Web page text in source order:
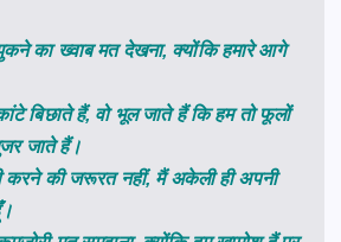
का ख्वाब मत देखना, क्योंकि हमारे आगे
कांटे बिछाते हैं, वो भूल जाते हैं कि हम तो फूलों
जाते हैं।
करने की जरूरत नहीं, मैं अकेली ही अपनी